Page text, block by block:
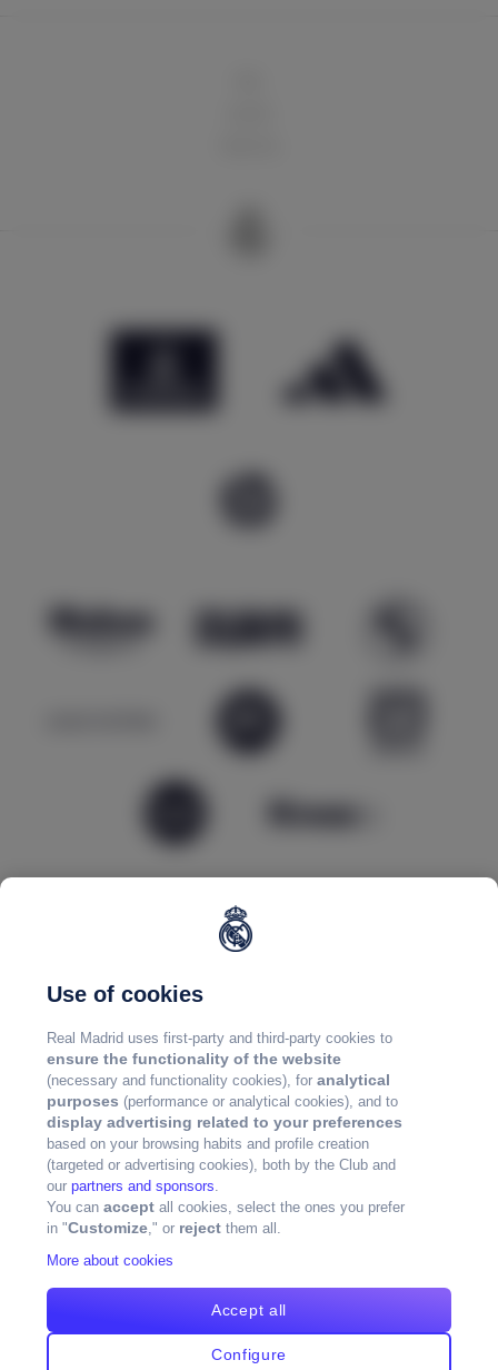
Use of cookies
Real Madrid uses first-party and third-party cookies to
ensure the functionality of the website
(necessary and functionality cookies), foranalytical
purposes (performance or analytical cookies), and to
display advertising related to your preferences
based on your browsing habits and profile creation
(targeted or advertising cookies), both by the Club and
ourpartners and sponsors.
You canaccept all cookies, select the ones you prefer
in "Customize," or reject them all.
More about cookies
Configure
Accept all